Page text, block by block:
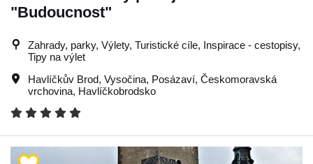
"Budoucnost"
Zahrady, parky, Výlety, Turistické cíle, Inspirace - cestopisy,
Tipy na výlet
Havlíčkův Brod, Vysočina, Posázaví, Českomoravská
vrchovina, Havlíčkobrodsko